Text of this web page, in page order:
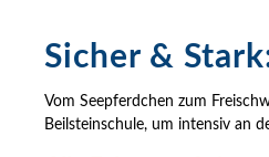
Sicher &
Vom Seepferdchen zum
Beilsteinschule, um intensiv an